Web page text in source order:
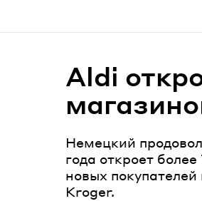
Aldi
Немецкий
года откроет
новых
Kroger.